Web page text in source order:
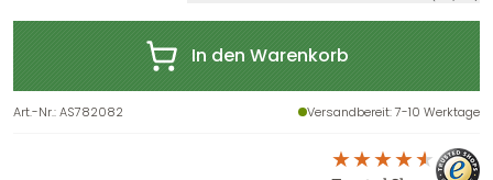
In den Warenkorb
Art.-Nr.:AS782082 Versandbereit: 7-10 Werktage